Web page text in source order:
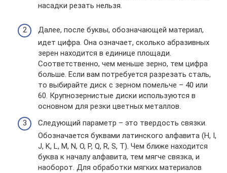
насадки резать нельзя.
Далее, после буквы, обозначающей материал,
идет цифра. Она означает, сколько абразивных
зерен находится в единице площади.
Соответственно, чем меньше зерно, тем цифра
больше. Если вам потребуется разрезать сталь,
то выбирайте диск с зерном помельче – 40 или
60. Крупнозернистые диски используются в
основном для резки цветных металлов.
Следующий параметр – это твердость связки.
Обозначается буквами латинского алфавита (H, I,
J, K, L, M, N, O, P, Q, R, S, T). Чем ближе находится
буква к началу алфавита, тем мягче связка, и
наоборот. Для обработки мягких материалов